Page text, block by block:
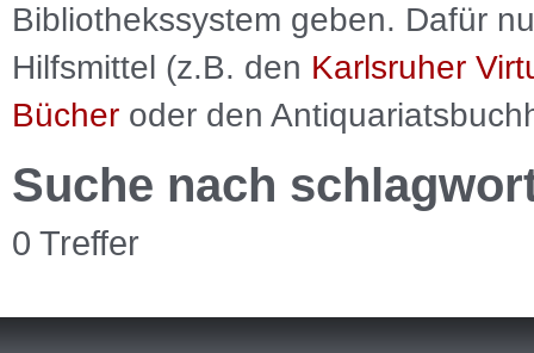
Bibliothekssystem geben. Dafür
Hilfsmittel (z.B. den Karlsruher
Bücher oder den
Suche nach
0 Treffer